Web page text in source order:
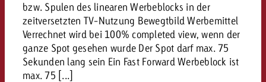
bzw. Spulen des linearen Werbeblocks in der
zeitversetzten TV-Nutzung Bewegtbild Werbemittel
Verrechnet wird bei 100% completed view, wenn der
ganze Spot gesehen wurde Der Spot darf max. 75
Sekunden lang sein Ein Fast Forward Werbeblock ist
max. 75 [...]